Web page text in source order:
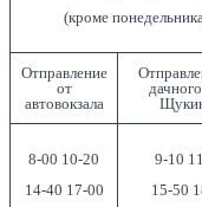
(кроме
Отправление
от
автовокзала
8-00 10-20
14-40 17-00
9-10
15-50